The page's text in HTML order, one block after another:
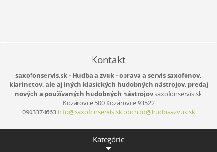
Kontakt
saxofonservis.sk - Hudba a zvuk - oprava a servis saxofónov,
klarinetov, ale aj iných klasických hudobných nástrojov, predaj
nových a používaných hudobných nástrojovsaxofonservis.sk
Kozárovce 500Kozárovce93522
0903374663 info@saxofonservis.sk obchod@hudbaazvuk.sk
Kategórie